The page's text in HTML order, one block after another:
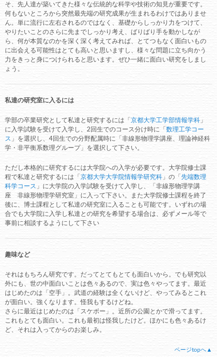
そ、先人達が築いてきた様々な伝統的な科学や技術の知見が重要です。
何もないところから突然最先端の研究成果が生まれるわけではありませ
ん。単に流行に左右されるのではなく、基礎からしっかり力をつけて、
やりたいことのさらに先までしっかり考え、ばりばり手を動かしなが
ら、何が本質なのかを深く深く考えてみれば、とてつもなく面白いもの
に出会える可能性はとても高いと思いますし、様々な問題に立ち向かう
力をきっと身につけられると思います。ぜひ一緒に面白い研究をしまし
ょう。
私達の研究室に入るには
学部の卒業研究として私達と研究するには「京都大学工学部情報学科 」
に入学試験を受けて入学し、2回生でのコース分け時に「数理工学コー
ス 」を選択し、4回生での分野配属時に「非線形物理学講座、理論神経科
学・非平衡系数理グループ」を選択して下さい。
ただし本格的に研究するには大学院への入学が必要です。大学院修士課
程で私達と研究するには「京都大学大学院情報学研究科 」の「先端数理
科学コース 」に大学院の入学試験を受けて入学し、「非線形物理学講
座 非線形物理学研究室」に入って下さい。また大学院修士課程を終了
後に、博士課程として私達の研究室に入ることも可能です。いずれの場
合でも大学院に入学し私達との研究を希望する場合は、必ずメール等で
事前に相談するようにして下さい
趣味など
それはもちろん研究です。だってとてもとても面白いから。でも研究以
外にも、世の中面白いことは色々あるので、実は色々やってます。最近
はじめたのは「空手」。武道の経験は全くないけど、やってみるとこれ
が面白い。強くなります。怪我もするけどね。
さらに最近はじめたのは「スケボー」。近所の公園とかで滑ってます。
これもとても面白い。これも最初は怪我したけど。ほかにも色々あるけ
ど、それは入ってからのお楽しみ。
ページtopへ▲